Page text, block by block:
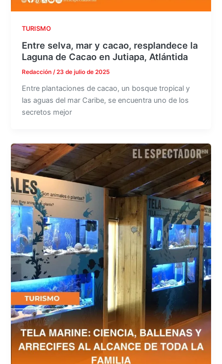
TURISMO
Entre selva, mar y cacao, resplandece la
Laguna de Cacao en Jutiapa, Atlántida
Redacción/23 de julio de 2025
Entre plantaciones de cacao, un bosque tropical y
las aguas del mar Caribe, se encuentra uno de los
secretos mejor